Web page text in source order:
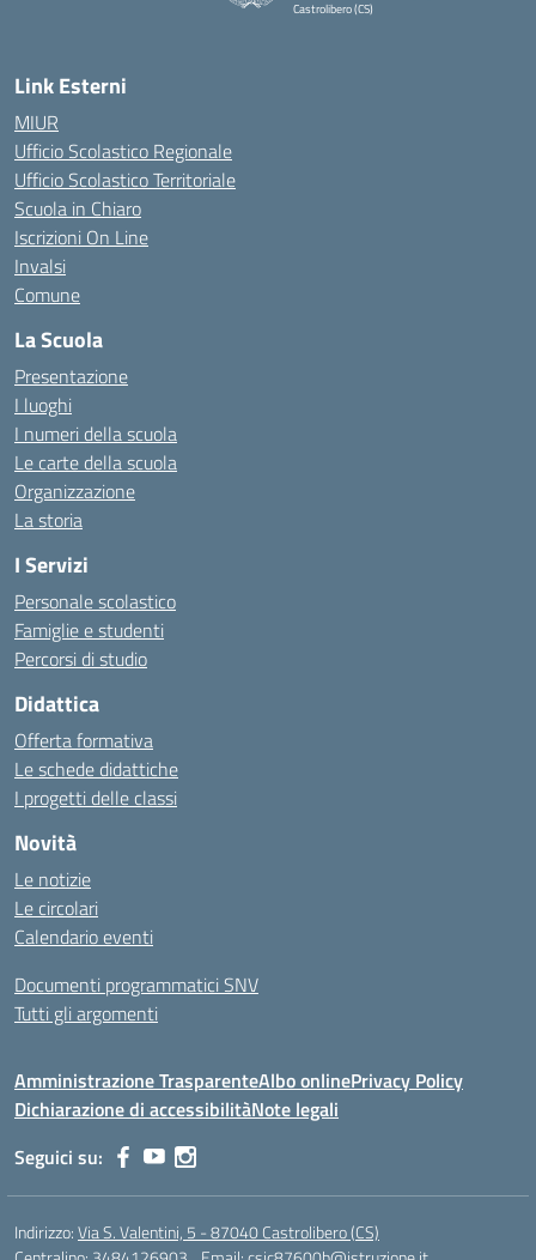
Castrolibero (CS)
Link Esterni
MIUR
Ufficio Scolastico Regionale
Ufficio Scolastico Territoriale
Scuola in Chiaro
Iscrizioni On Line
Invalsi
Comune
La Scuola
Presentazione
I luoghi
I numeri della scuola
Le carte della scuola
Organizzazione
La storia
I Servizi
Personale scolastico
Famiglie e studenti
Percorsi di studio
Didattica
Offerta formativa
Le schede didattiche
I progetti delle classi
Novità
Le notizie
Le circolari
Calendario eventi
Documenti programmatici SNV
Tutti gli argomenti
Amministrazione TrasparenteAlbo onlinePrivacy Policy
Dichiarazione di accessibilitàNote legali
Seguici su:
Indirizzo:Via S. Valentini, 5 - 87040 Castrolibero (CS)